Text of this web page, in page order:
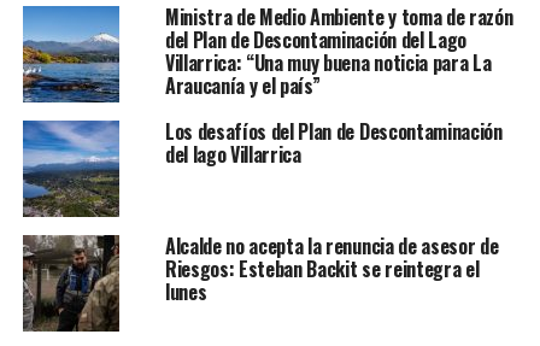
Ministra de Medio Ambiente y toma de razón
del Plan de Descontaminación del Lago
Villarrica: “Una muy buena noticia para La
Araucanía y el país”
Los desafíos del Plan de Descontaminación
del lago Villarrica
Alcalde no acepta la renuncia de asesor de
Riesgos: Esteban Backit se reintegra el
lunes